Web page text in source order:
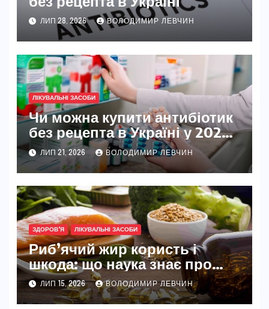
ЛИП 28, 2026 ВОЛОДИМИР ЛЕВЧИН
ЛІКУВАЛЬНІ ЗАСОБИ
Чи можна купити антибіотик
без рецепта в Україні у 2026
році
ЛИП 21, 2026 ВОЛОДИМИР ЛЕВЧИН
ЗДОРОВ'Я ЛІКУВАЛЬНІ ЗАСОБИ
Риб’ячий жир користь і
шкода: що наука знає про
омега-3 у 2026 році
ЛИП 15, 2026 ВОЛОДИМИР ЛЕВЧИН